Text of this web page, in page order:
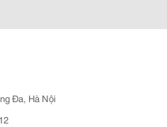
Đa, Hà Nội